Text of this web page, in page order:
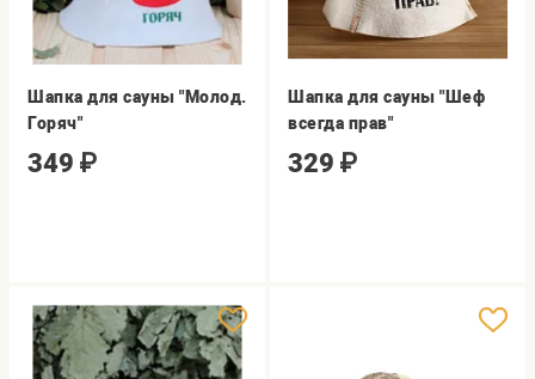
Шапка для сауны "Молод.
Горяч"
349 ₽
Шапка для сауны "Шеф
всегда прав"
329 ₽